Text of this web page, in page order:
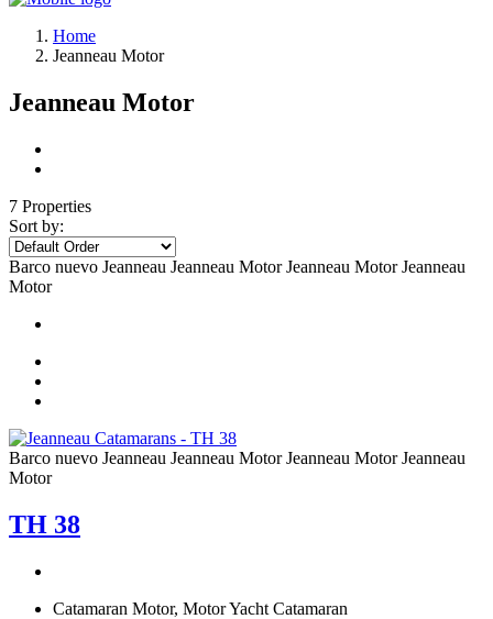
Home
Jeanneau Motor
Jeanneau Motor
7 Properties
Sort by:
Barco nuevo Jeanneau Jeanneau MotorJeanneau MotorJeanneau
Motor
Barco nuevo Jeanneau Jeanneau MotorJeanneau MotorJeanneau
Motor
TH 38
Catamaran Motor, Motor Yacht Catamaran